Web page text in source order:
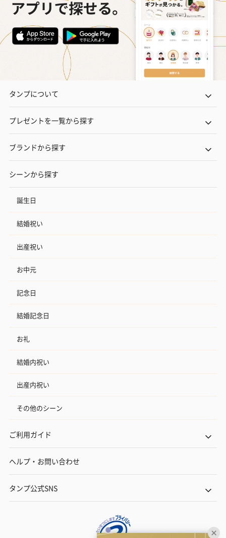
タンプについて
プレゼントを一覧から探す
ブランドから探す
シーンから探す
誕生日
結婚祝い
出産祝い
お中元
記念日
結婚記念日
お礼
結婚内祝い
出産内祝い
その他のシーン
ご利用ガイド
ヘルプ・お問い合わせ
タンプ公式SNS